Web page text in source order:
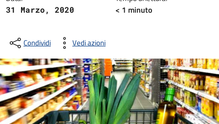
31 Marzo, 2020 < 1 minuto
Condividi Vedi azioni